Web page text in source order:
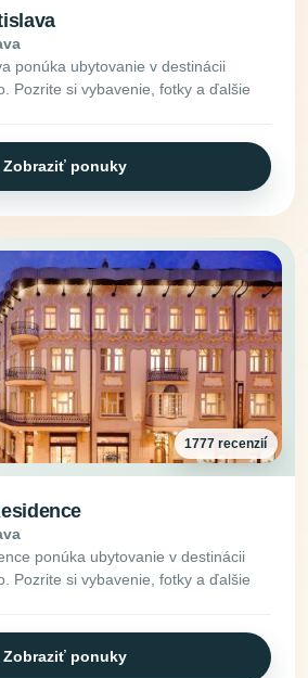
ponúka ubytovanie v destinácii
Pozrite si vybavenie, fotky a ďalšie
Zobraziť ponuky
1777 recenzií
ponúka ubytovanie v destinácii
Pozrite si vybavenie, fotky a ďalšie
Zobraziť ponuky